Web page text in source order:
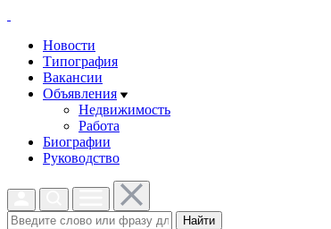
Новости
Типография
Вакансии
Объявления
Недвижимость
Работа
Биографии
Руководство
Найти